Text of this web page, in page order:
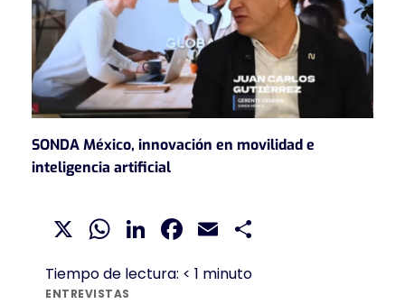
SONDA México, innovación en movilidad e
inteligencia artificial
X WhatsApp
LinkedIn
Facebook
Email
Tiempo de lectura: < 1 minuto
ENTREVISTAS